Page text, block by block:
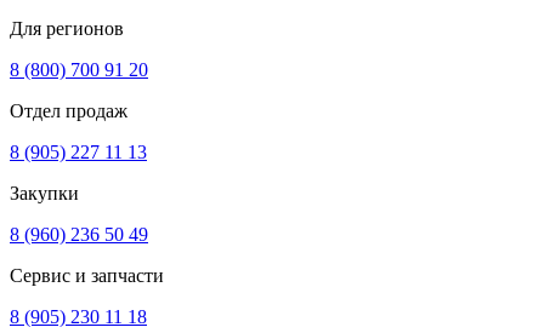
Для регионов
8 (800) 700 91 20
Отдел продаж
8 (905) 227 11 13
Закупки
8 (960) 236 50 49
Сервис и запчасти
8 (905) 230 11 18